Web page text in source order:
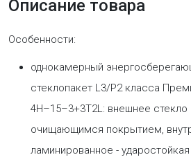
Описание товара
Особенности:
однокамерный
стеклопакет L3/P2 класса
4H–15–3+3T2L: внешнее стекло
очищающимся покрытием,
ламинированное -